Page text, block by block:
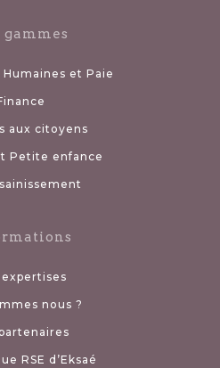
gammes
Humaines et Paie
aux citoyens
Petite enfance
expertises
nous ?
RSE d’Eksaé